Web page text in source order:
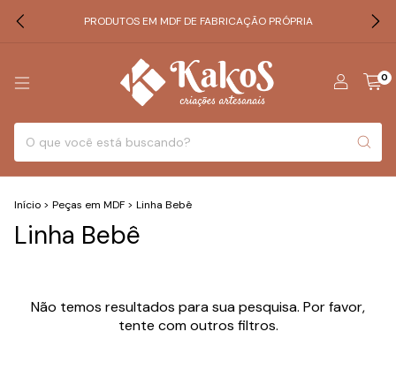
PRODUTOS EM MDF DE FABRICAÇÃO PRÓPRIA
0
Início > Peças em MDF > Linha Bebê
Linha Bebê
Não temos resultados para sua pesquisa. Por favor,
tente com outros filtros.